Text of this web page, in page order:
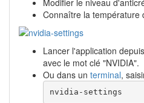
Connaître la température
Lancer l'application
avec le mot clé "NVIDIA".
Ou dans un terminal,
nvidia-settings